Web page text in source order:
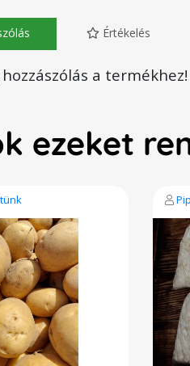
Értékelés
a termékhez!
ezeket